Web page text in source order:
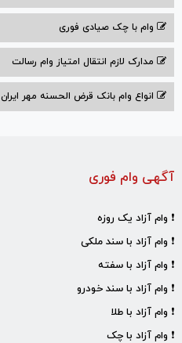
وام با‌ چک صیادی‌ فوری
مدارک لازم انتقال امتیاز وام رسالت
انواع وام بانک قرض الحسنه مهر ایران ۱۴۰۴
آگهی وام فوری
❗ وام آزاد یک روزه
❗ وام آزاد با سند ملکی
❗ وام آزاد با سفته
❗ وام آزاد با سند خودرو
❗ وام آزاد با طلا
❗ وام آزاد با چک